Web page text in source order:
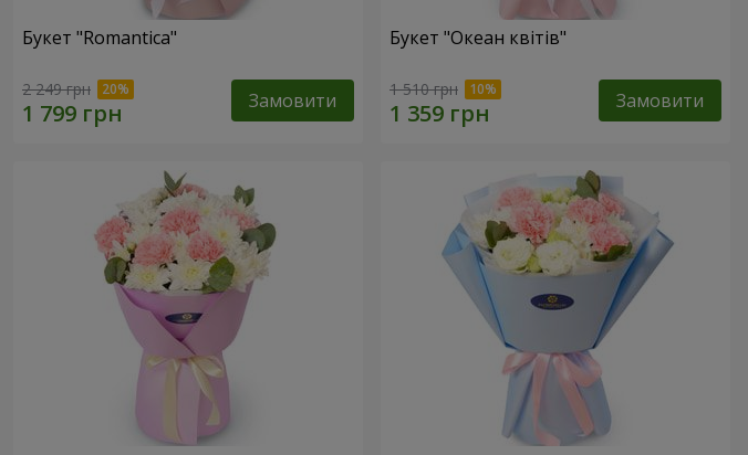
Букет "Romantica"
2 249 грн Замовити
Букет "Океан квітів"
1 510 грн Замовити